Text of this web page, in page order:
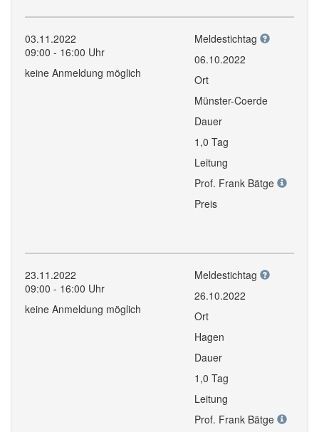
03.11.2022
09:00 - 16:00 Uhr
keine Anmeldung möglich
Meldestichtag
06.10.2022
Ort
Münster-Coerde
Dauer
1,0 Tag
Leitung
Prof. Frank Bätge
Preis
23.11.2022
09:00 - 16:00 Uhr
keine Anmeldung möglich
Meldestichtag
26.10.2022
Ort
Hagen
Dauer
1,0 Tag
Leitung
Prof. Frank Bätge